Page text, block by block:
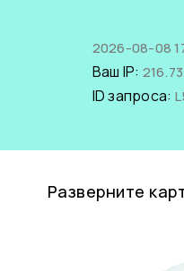
2026-08-08
Ваш IP:
ID запроса:
Разверните